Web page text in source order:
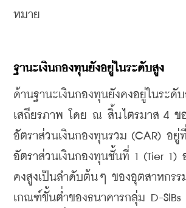
หมาย
ฐานะเงินกองทุนยังอยู่ในระดับสูง
ด้านฐานะเงินกองทุนยังคงอยู่ในระดั
เสถียรภาพ โดย ณ สิ้นไตรมาส 4 ข
อัตราส่วนเงินกองทุนรวม (CAR) อยู่
อัตราส่วนเงินกองทุนชั้นที่ 1 (Tier 1)
คงสูงเป็นลำดับต้นๆ ของอุตสาหกรร
เกณฑ์ขั้นต่ำของธนาคารกลุ่ม D-